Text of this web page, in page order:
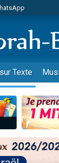
Marions Shirel,
Zoom
pour un
Texte